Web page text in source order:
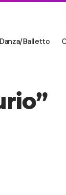
Danza/Balletto